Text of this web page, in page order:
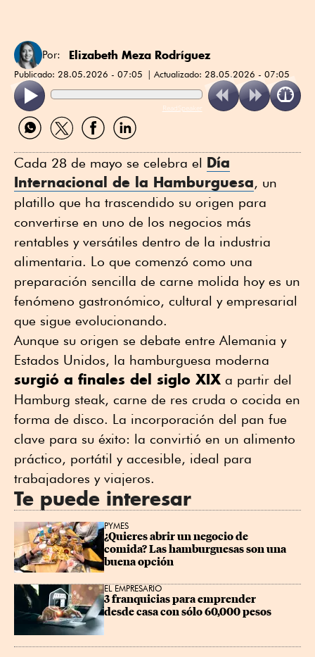
Por: Elizabeth Meza Rodríguez
Publicado: 28.05.2026 - 07:05 Actualizado: 28.05.2026 - 07:05
ReadSpeaker
Compartir
por
Compartir
por
Compartir
por
Compartir
por
Cada 28 de mayo se celebra el Día
Internacional de la Hamburguesa, un
platillo que ha trascendido su origen para
convertirse en uno de los negocios más
rentables y versátiles dentro de la industria
alimentaria. Lo que comenzó como una
preparación sencilla de carne molida hoy es un
fenómeno gastronómico, cultural y empresarial
que sigue evolucionando.
Aunque su origen se debate entre Alemania y
Estados Unidos, la hamburguesa moderna
surgió a finales del siglo XIX a partir del
Hamburg steak, carne de res cruda o cocida en
forma de disco. La incorporación del pan fue
clave para su éxito: la convirtió en un alimento
práctico, portátil y accesible, ideal para
trabajadores y viajeros.
Te puede interesar
PYMES
¿Quieres abrir un negocio de
comida? Las hamburguesas son una
buena opción
EL EMPRESARIO
3 franquicias para emprender
desde casa con sólo 60,000 pesos